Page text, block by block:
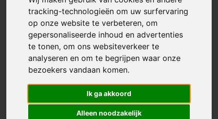
tracking-technologieën om uw surfervaring
op onze website te verbeteren, om
gepersonaliseerde inhoud en advertenties
te tonen, om ons websiteverkeer te
analyseren en om te begrijpen waar onze
bezoekers vandaan komen.
Ik ga akkoord
Alleen noodzakelijk
– stijlvol en duurzaam schrijven
Artikelnummer: 205347